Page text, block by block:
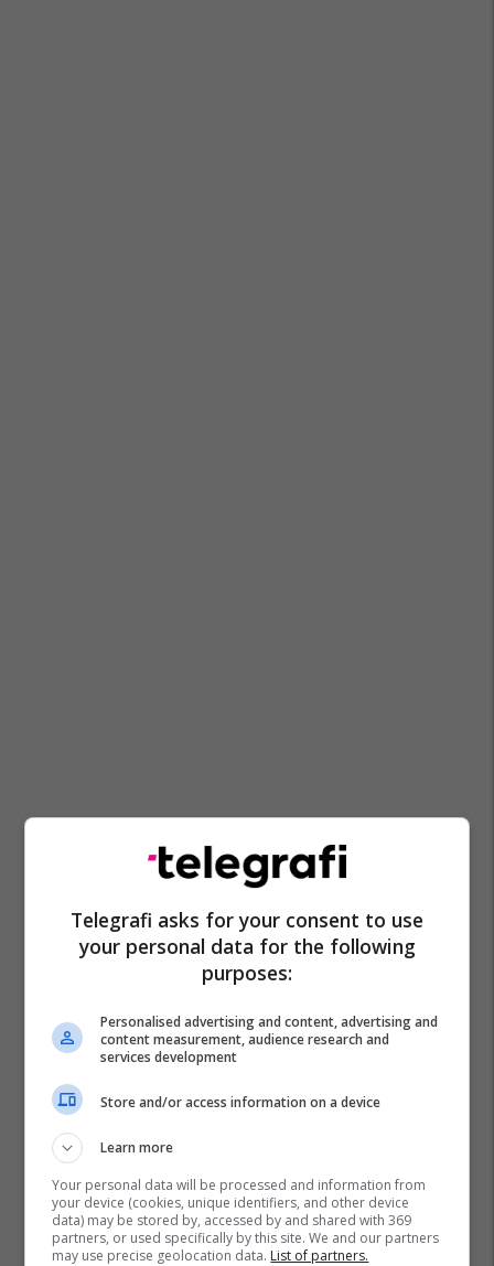
Kristal Abazaj
Telegrafi asks for your consent to use
your personal data for the following
purposes:
Personalised advertising and content, advertising and
content measurement, audience research and
services development
Store and/or access information on a device
Learn more
Your personal data will be processed and information from
your device (cookies, unique identifiers, and other device
data) may be stored by, accessed by and shared with 369
partners, or used specifically by this site. We and our partners
may use precise geolocation data. List of partners.